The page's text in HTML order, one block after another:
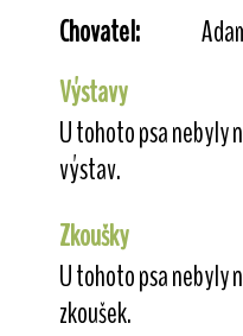
Chovatel:
Výstavy
U tohoto psa nebyly
výstav.
Zkoušky
U tohoto psa nebyly
zkoušek.